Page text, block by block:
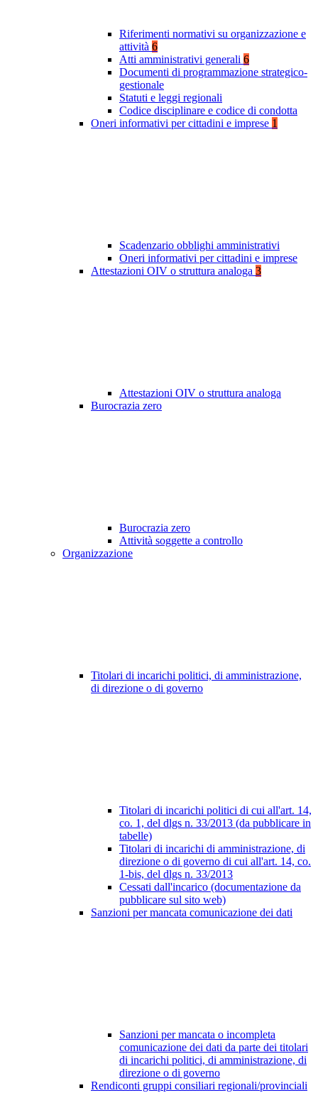
Riferimenti normativi su organizzazione e
attività 6
Atti amministrativi generali 6
Documenti di programmazione strategico-
gestionale
Statuti e leggi regionali
Codice disciplinare e codice di condotta
Oneri informativi per cittadini e imprese 1
Scadenzario obblighi amministrativi
Oneri informativi per cittadini e imprese
Attestazioni OIV o struttura analoga 3
Attestazioni OIV o struttura analoga
Burocrazia zero
Burocrazia zero
Attività soggette a controllo
Organizzazione
Titolari di incarichi politici, di amministrazione,
di direzione o di governo
Titolari di incarichi politici di cui all'art. 14,
co. 1, del dlgs n. 33/2013 (da pubblicare in
tabelle)
Titolari di incarichi di amministrazione, di
direzione o di governo di cui all'art. 14, co.
1-bis, del dlgs n. 33/2013
Cessati dall'incarico (documentazione da
pubblicare sul sito web)
Sanzioni per mancata comunicazione dei dati
Sanzioni per mancata o incompleta
comunicazione dei dati da parte dei titolari
di incarichi politici, di amministrazione, di
direzione o di governo
Rendiconti gruppi consiliari regionali/provinciali